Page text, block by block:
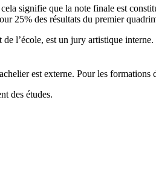
signifie que la note finale est
25% des résultats du premier
l’école, est un jury artistique
est externe. Pour les
des études.